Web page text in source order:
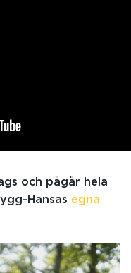
och pågår hela
Hansas egna